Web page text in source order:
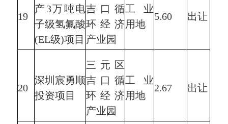
19
产3万吨电
子级氢氟酸
(EL级)项目
吉口循
环经济
产业园
工业
用地
5.60 出让
20
深圳宸勇顺
投资项目
三元区
吉口循
环经济
产业园
工业
用地
2.67 出让